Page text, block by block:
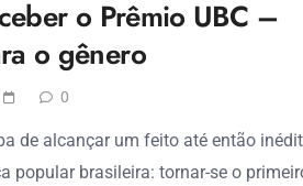
o Prêmio UBC –
o gênero
0
de alcançar um feito até então
popular brasileira: tornar-se o